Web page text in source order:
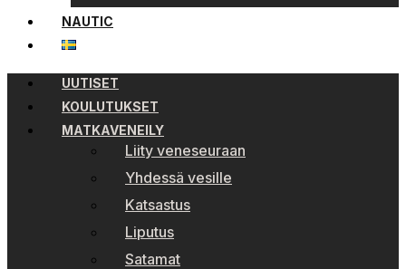
NAUTIC
UUTISET
KOULUTUKSET
MATKAVENEILY
Liity veneseuraan
Yhdessä vesille
Katsastus
Liputus
Satamat